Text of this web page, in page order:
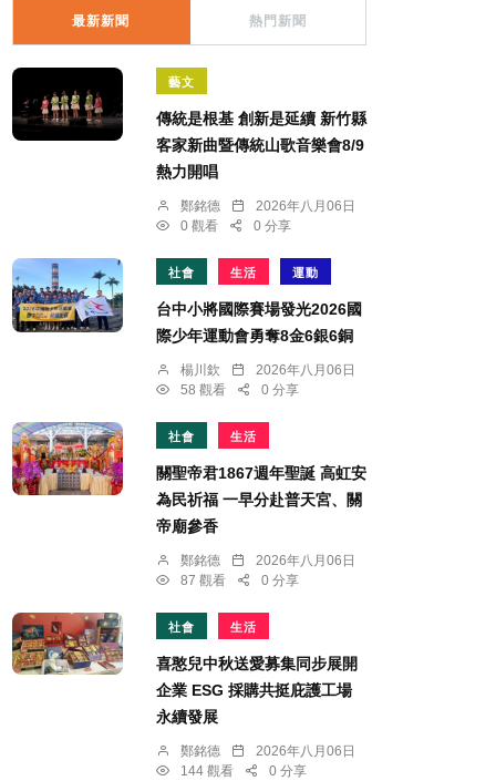
最新新聞 熱門新聞
藝文
傳統是根基 創新是延續 新竹縣
客家新曲暨傳統山歌音樂會8/9
熱力開唱
鄭銘德
2026年八月06日
0 觀看
0 分享
社會 生活 運動
台中小將國際賽場發光2026國
際少年運動會勇奪8金6銀6銅
楊川欽
2026年八月06日
58 觀看
0 分享
社會 生活
關聖帝君1867週年聖誕 高虹安
為民祈福 一早分赴普天宮、關
帝廟參香
鄭銘德
2026年八月06日
87 觀看
0 分享
社會 生活
喜憨兒中秋送愛募集同步展開
企業 ESG 採購共挺庇護工場
永續發展
鄭銘德
2026年八月06日
144 觀看
0 分享